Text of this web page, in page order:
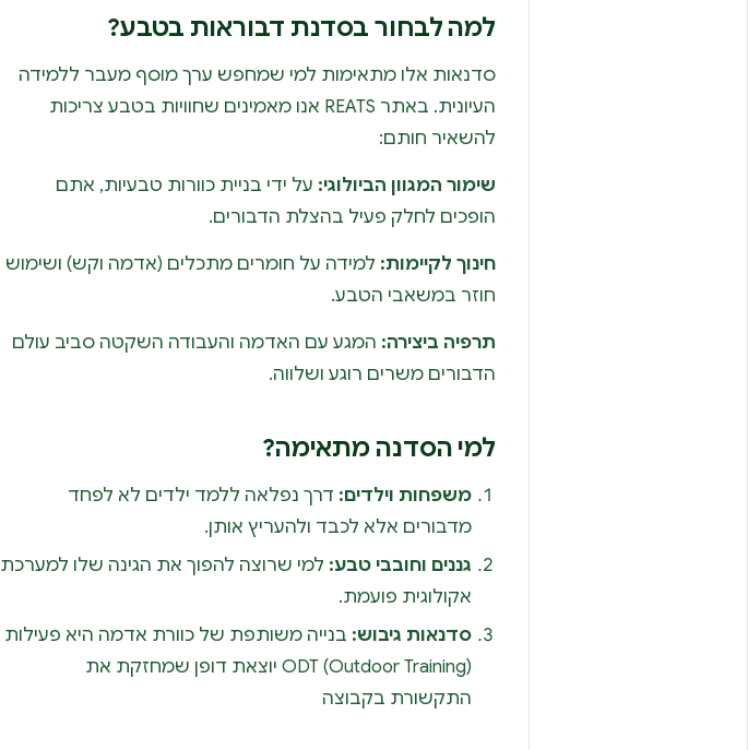
למה לבחור בסדנת דבוראות בטבע?
סדנאות אלו מתאימות למי שמחפש ערך מוסף מעבר ללמידה
העיונית. באתר REATS אנו מאמינים שחוויות בטבע צריכות
להשאיר חותם:
שימור המגוון הביולוגי: על ידי בניית כוורות טבעיות, אתם
הופכים לחלק פעיל בהצלת הדבורים.
חינוך לקיימות: למידה על חומרים מתכלים (אדמה וקש) ושימוש
חוזר במשאבי הטבע.
תרפיה ביצירה: המגע עם האדמה והעבודה השקטה סביב עולם
הדבורים משרים רוגע ושלווה.
למי הסדנה מתאימה?
משפחות וילדים: דרך נפלאה ללמד ילדים לא לפחד
מדבורים אלא לכבד ולהעריץ אותן.
גננים וחובבי טבע: למי שרוצה להפוך את הגינה שלו למערכת
אקולוגית פועמת.
סדנאות גיבוש: בנייה משותפת של כוורת אדמה היא פעילות
ODT (Outdoor Training) יוצאת דופן שמחזקת את
התקשורת בקבוצה